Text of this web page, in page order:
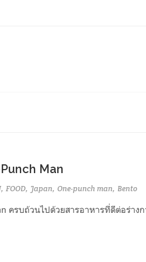
Man
FOOD Japan One-punch man Bento
ครบถ้วนไปด้วยสารอาหารที่ดีต่อร่า